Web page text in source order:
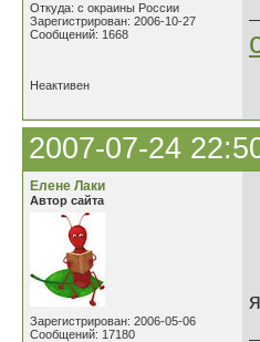
Откуда: с окраины России
Зарегистрирован: 2006-10-27
Сообщений: 1668
Неактивен
2007-07-24
Елене Лаки
Автор сайта
Зарегистрирован: 2006-05-06
Сообщений: 17180